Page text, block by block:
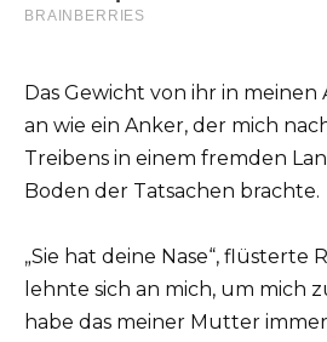
Das Gewicht von ihr in
an wie ein Anker, der mich
Treibens in einem fremden
Boden der Tatsachen brachte.
„Sie hat deine Nase“, flüsterte
lehnte sich an mich, um mich
habe das meiner Mutter